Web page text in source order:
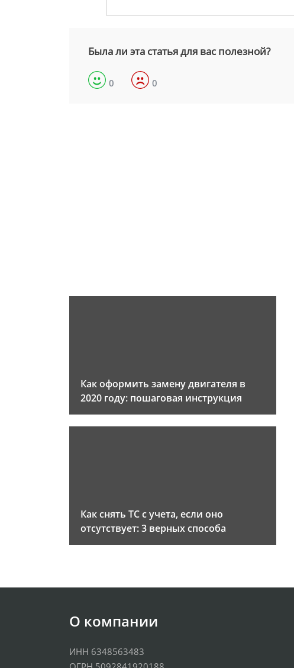
Была ли эта статья для вас полезной?
0 0
Как оформить замену двигателя в
2020 году: пошаговая инструкция
Как снять ТС с учета, если оно
отсутствует: 3 верных способа
О компании
ИНН 6348563483